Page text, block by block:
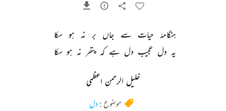
ہنگامۂ حیات سے جاں بر نہ ہو سکا
یہ دل عجیب دل ہے کہ پتھر نہ ہو سکا
خلیل الرحمن اعظمی
موضوع :دل